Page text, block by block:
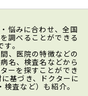
悩みに合わせ、全国
調べることができる
。
、医院の特徴などの
名、検査名などから
ーを探すことができ
基づき、ドクターに
査など）も紹介。